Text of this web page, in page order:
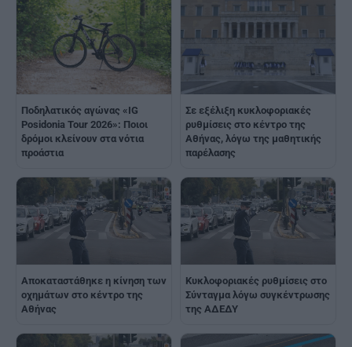
Ποδηλατικός αγώνας «IG
Posidonia Tour 2026»: Ποιοι
δρόμοι κλείνουν στα νότια
προάστια
Σε εξέλιξη κυκλοφοριακές
ρυθμίσεις στο κέντρο της
Αθήνας, λόγω της μαθητικής
παρέλασης
Αποκαταστάθηκε η κίνηση των
οχημάτων στο κέντρο της
Αθήνας
Κυκλοφοριακές ρυθμίσεις στο
Σύνταγμα λόγω συγκέντρωσης
της ΑΔΕΔΥ